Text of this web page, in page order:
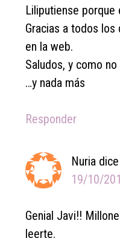
Liliputiense porque
Gracias a todos los
en la web.
Saludos, y como
…y nada más
Responder
Nuria dice
19/10/
Genial Javi!!
leerte.